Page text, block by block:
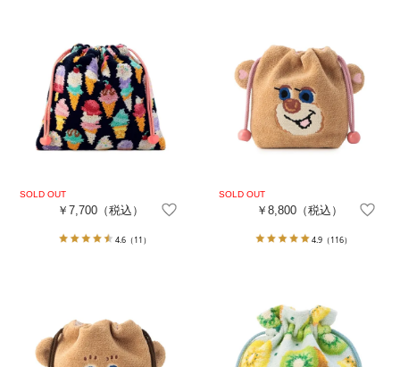
￥7,700 （税込）
4.6（11）
￥8,800（税込）
4.9（116）